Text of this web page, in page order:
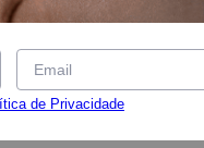
de Privacidade